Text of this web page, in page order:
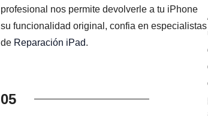
profesional nos permite devolverle a tu iPhone
su funcionalidad original, confia en especialistas
de Reparación iPad.
05